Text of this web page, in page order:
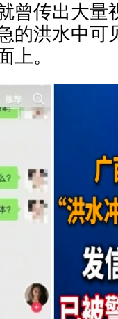
曾传出大量
的洪水中可
上。